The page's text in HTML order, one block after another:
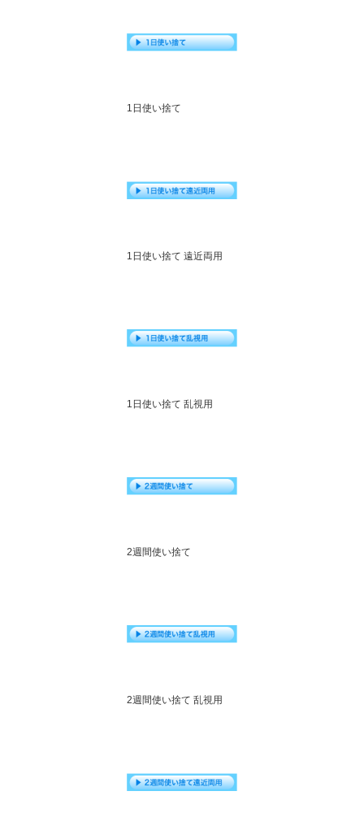
1日使い捨て
1日使い捨て 遠近両用
1日使い捨て 乱視用
2週間使い捨て
2週間使い捨て 乱視用